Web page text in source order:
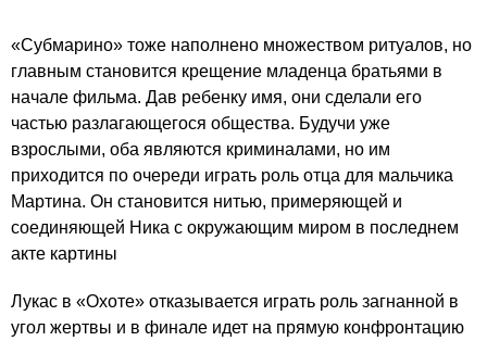
«Субмарино» тоже наполнено множеством ритуалов, но
главным становится крещение младенца братьями в
начале фильма. Дав ребенку имя, они сделали его
частью разлагающегося общества. Будучи уже
взрослыми, оба являются криминалами, но им
приходится по очереди играть роль отца для мальчика
Мартина. Он становится нитью, примеряющей и
соединяющей Ника с окружающим миром в последнем
акте картины
Лукас в «Охоте» отказывается играть роль загнанной в
угол жертвы и в финале идет на прямую конфронтацию